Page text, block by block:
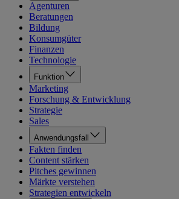
Agenturen
Beratungen
Bildung
Konsumgüter
Finanzen
Technologie
Funktion
Marketing
Forschung & Entwicklung
Strategie
Sales
Anwendungsfall
Fakten finden
Content stärken
Pitches gewinnen
Märkte verstehen
Strategien entwickeln